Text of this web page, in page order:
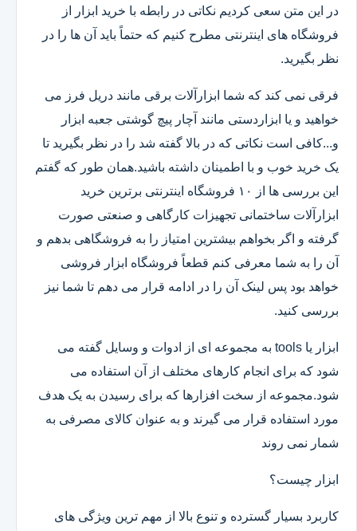
در این متن سعی کردیم نکاتی در رابطه با خرید ابزار از
فروشگاه های اینترنتی مطرح کنیم که حتماً باید آن ها را در
نظر بگیرید.
فرقی نمی کند که شما ابزارآلات برقی مانند دریل فرز می
خواهید و یا ابزاردستی مانند آچار پیچ گوشتی جعبه ابزار
و...کافی است نکاتی که در بالا گفته شد را در نظر بگیرید تا
یک خرید خوب و با اطمینان داشته باشید.همان طور که گفتم
این بررسی ها از ۱۰ فروشگاه اینترنتی برترین خرید
ابزارآلات ساختمانی تجهیزات کارگاهی و صنعتی صورت
گرفته و اگر بخواهم بیشترین امتیاز را به فروشگاهی بدهم و
آن را به شما معرفی کنم قطعاً فروشگاه ابزار فروشی
خواهد بود پس لینک آن را در ادامه قرار می دهم تا شما نیز
بررسی کنید.
ابزار یا tools به مجموعه ای از ادوات و وسایل گفته می
شود که برای انجام کارهای مختلف از آن استفاده می
شود.مجموعه از سخت افزارها که برای رسیدن به یک هدف
مورد استفاده قرار می گیرند و به عنوان کالای مصرفی به
شمار نمی روند
ابزار چیست؟
کاربرد بسیار گسترده و تنوع بالا از مهم ترین ویژگی های